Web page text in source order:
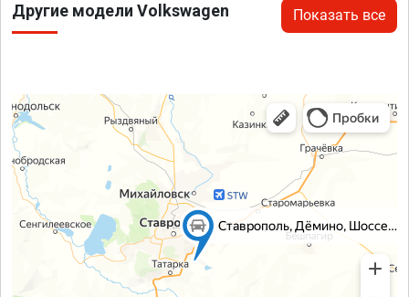
Другие модели Volkswagen Показать все